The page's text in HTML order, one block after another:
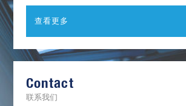
查看更多
Contact
联系我们